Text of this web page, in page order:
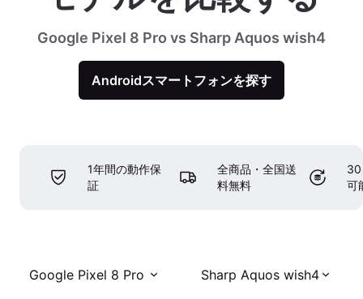
Google Pixel 8 Pro vs Sharp Aquos wish4
Androidスマートフォンを探す
1年間の動作保
証
全商品・全国送
料無料
30
可
Google Pixel 8 Pro Sharp Aquos wish4